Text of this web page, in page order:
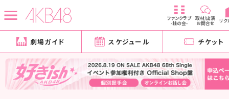
ファンクラブ
-柱の会-
取材/出演
お問合せ リク
劇場ガイド スケジュール チケット